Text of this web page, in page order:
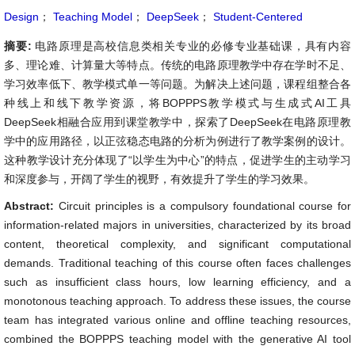
Design ； Teaching Model ； DeepSeek ； Student-Centered
摘要: 电路原理是高校信息类相关专业的必修专业基础课，具有内容
多、理论难、计算量大等特点。传统的电路原理教学中存在学时不足、
学习效率低下、教学模式单一等问题。为解决上述问题，课程组整合各
种线上和线下教学资源，将BOPPPS教学模式与生成式AI工具
DeepSeek相融合应用到课堂教学中，探索了DeepSeek在电路原理教
学中的应用路径，以正弦稳态电路的分析为例进行了教学案例的设计。
这种教学设计充分体现了“以学生为中心”的特点，促进学生的主动学习
和深度参与，开阔了学生的视野，有效提升了学生的学习效果。
Abstract: Circuit principles is a compulsory foundational course for
information-related majors in universities, characterized by its broad
content, theoretical complexity, and significant computational
demands. Traditional teaching of this course often faces challenges
such as insufficient class hours, low learning efficiency, and a
monotonous teaching approach. To address these issues, the course
team has integrated various online and offline teaching resources,
combined the BOPPPS teaching model with the generative AI tool